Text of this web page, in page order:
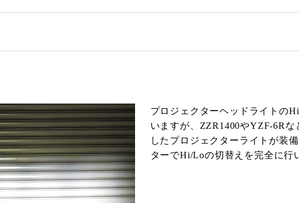
プロジェクターヘッドライトの
いますが、ZZR1400やYZF-6R
したプロジェクターライトが装
ターでHi/Loの切替えを完全に行